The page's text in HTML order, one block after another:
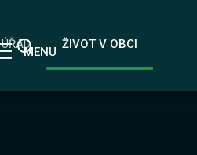
ÚŘAD ŽIVOT V OBCI
MENU